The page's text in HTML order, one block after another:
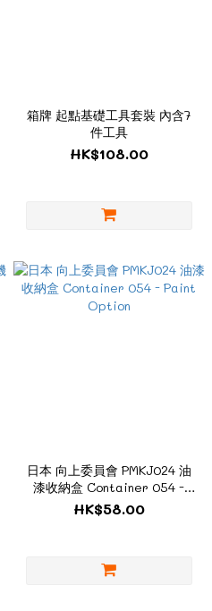
箱牌 起點基礎工具套裝 內含7
件工具
HK$108.00
日本 向上委員會 PMKJ024 油
漆收納盒 Container 054 -
Paint Option
HK$58.00